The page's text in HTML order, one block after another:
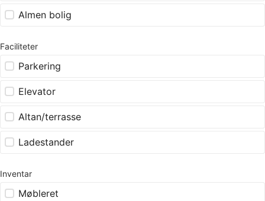
Almen bolig
Faciliteter
Parkering
Elevator
Altan/terrasse
Ladestander
Inventar
Møbleret